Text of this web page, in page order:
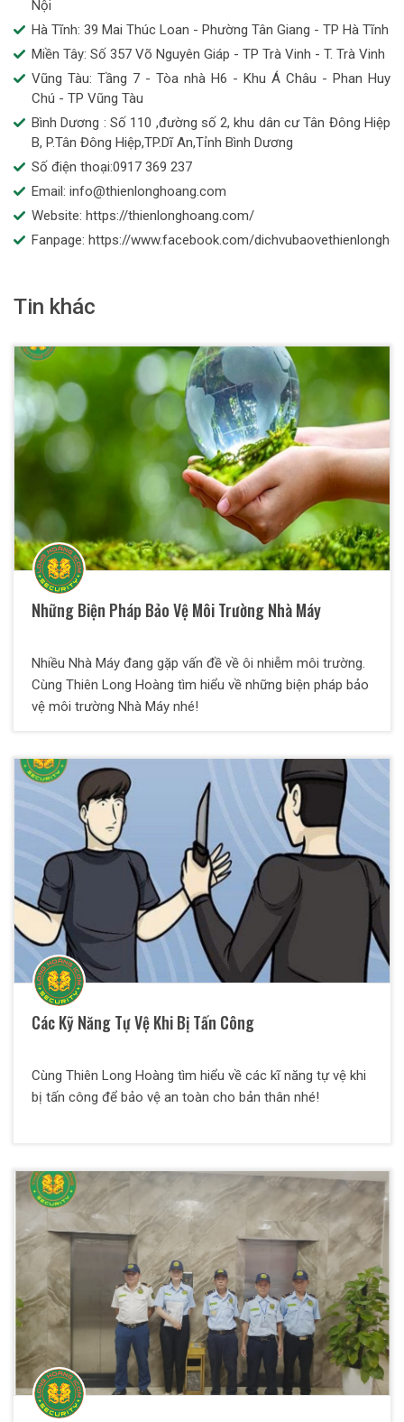
Nội
Hà Tĩnh: 39 Mai Thúc Loan - Phường Tân Giang - TP Hà Tĩnh
Miền Tây: Số 357 Võ Nguyên Giáp - TP Trà Vinh - T. Trà Vinh
Vũng Tàu: Tầng 7 - Tòa nhà H6 - Khu Á Châu - Phan Huy
Chú - TP Vũng Tàu
Bình Dương : Số 110 ,đường số 2, khu dân cư Tân Đông Hiệp
B, P.Tân Đông Hiệp,TP.Dĩ An,Tỉnh Bình Dương
Số điện thoại:0917 369 237
Email: info@thienlonghoang.com
Website: https://thienlonghoang.com/
Fanpage: https://www.facebook.com/
Tin khác
Những Biện Pháp Bảo Vệ Môi Trường Nhà Máy
Nhiều Nhà Máy đang gặp vấn đề về ôi nhiễm môi trường.
Cùng Thiên Long Hoàng tìm hiểu về những biện pháp bảo
vệ môi trường Nhà Máy nhé!
Các Kỹ Năng Tự Vệ Khi Bị Tấn Công
Cùng Thiên Long Hoàng tìm hiểu về các kĩ năng tự vệ khi
bị tấn công để bảo vệ an toàn cho bản thân nhé!